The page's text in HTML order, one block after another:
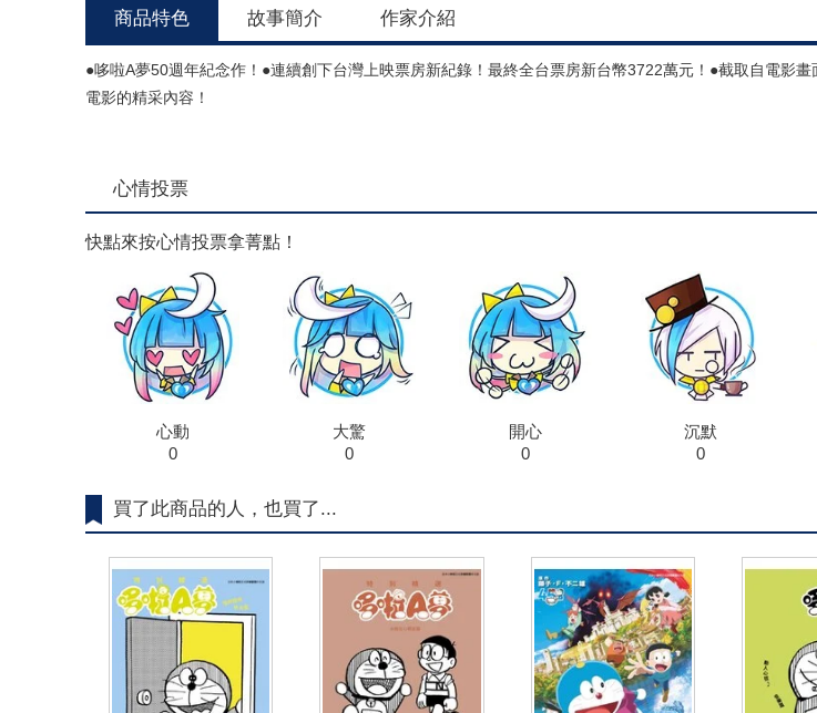
商品特色 故事簡介 作家介紹
●哆啦A夢50週年紀念作！●連續創下台灣上映票房新紀錄！最終全台票房新台幣3722萬元！●截取自電影
電影的精采內容！
心情投票
快點來按心情投票拿菁點！
心動
0
大驚
0
開心
0
沉默
0
買了此商品的人，也買了...